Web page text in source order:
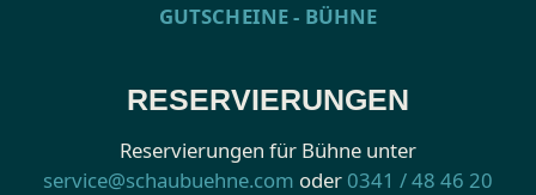
GUTSCHEINE - BÜHNE
RESERVIERUNGEN
Reservierungen für Bühne unter
service@schaubuehne.com oder 0341 / 48 46 20